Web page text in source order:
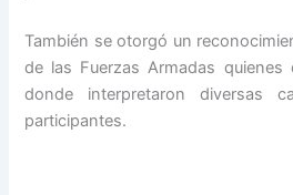
También se otorgó un
de las Fuerzas Armadas quienes
donde interpretaron diversas
participantes.